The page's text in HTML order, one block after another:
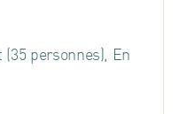
(35 personnes), En